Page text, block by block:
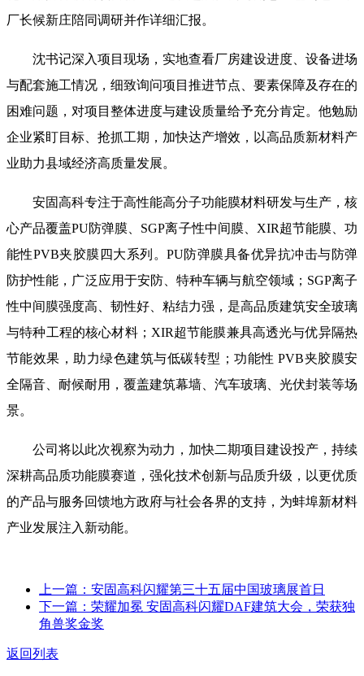
厂长候新庄陪同调研并作详细汇报。
沈书记深入项目现场，实地查看厂房建设进度、设备进场
与配套施工情况，细致询问项目推进节点、要素保障及存在的
困难问题，对项目整体进度与建设质量给予充分肯定。他勉励
企业紧盯目标、抢抓工期，加快达产增效，以高品质新材料产
业助力县域经济高质量发展。
安固高科专注于高性能高分子功能膜材料研发与生产，核
心产品覆盖PU防弹膜、SGP离子性中间膜、XIR超节能膜、功
能性PVB夹胶膜四大系列。PU防弹膜具备优异抗冲击与防弹
防护性能，广泛应用于安防、特种车辆与航空领域；SGP离子
性中间膜强度高、韧性好、粘结力强，是高品质建筑安全玻璃
与特种工程的核心材料；XIR超节能膜兼具高透光与优异隔热
节能效果，助力绿色建筑与低碳转型；功能性 PVB夹胶膜安
全隔音、耐候耐用，覆盖建筑幕墙、汽车玻璃、光伏封装等场
景。
公司将以此次视察为动力，加快二期项目建设投产，持续
深耕高品质功能膜赛道，强化技术创新与品质升级，以更优质
的产品与服务回馈地方政府与社会各界的支持，为蚌埠新材料
产业发展注入新动能。
上一篇：安固高科闪耀第三十五届中国玻璃展首日
下一篇：荣耀加冕 安固高科闪耀DAF建筑大会，荣获独
角兽奖金奖
返回列表